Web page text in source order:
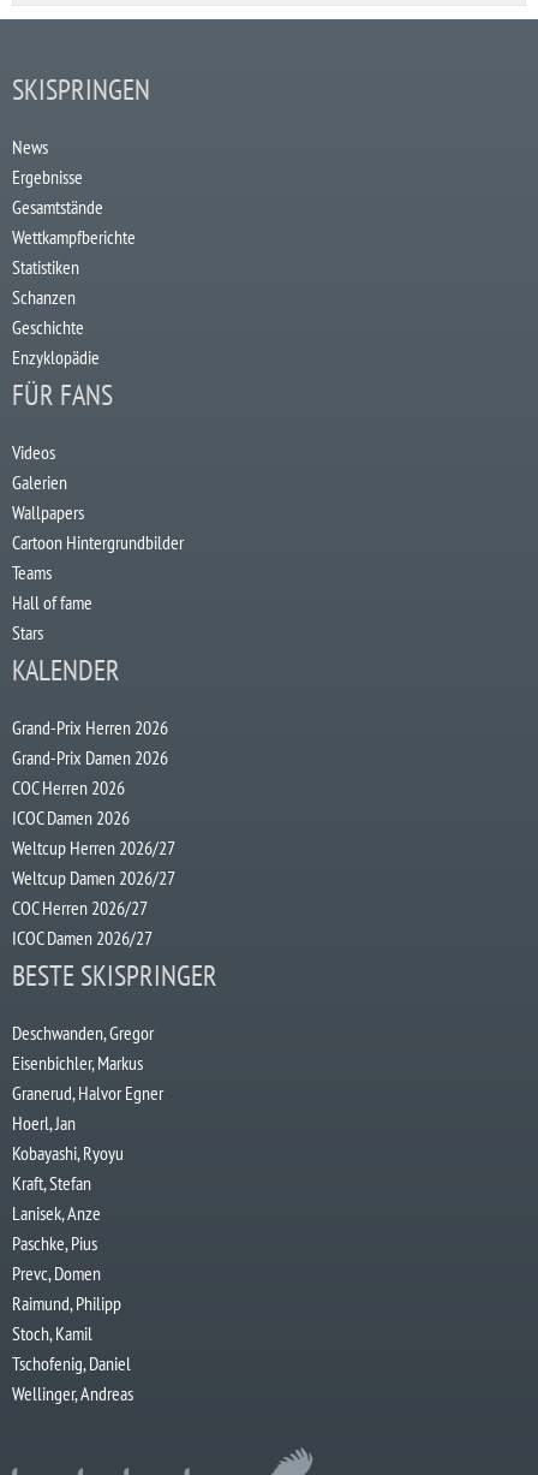
SKISPRINGEN
News
Ergebnisse
Gesamtstände
Wettkampfberichte
Statistiken
Schanzen
Geschichte
Enzyklopädie
FÜR FANS
Videos
Galerien
Wallpapers
Cartoon Hintergrundbilder
Teams
Hall of fame
Stars
KALENDER
Grand-Prix Herren 2026
Grand-Prix Damen 2026
COC Herren 2026
ICOC Damen 2026
Weltcup Herren 2026/27
Weltcup Damen 2026/27
COC Herren 2026/27
ICOC Damen 2026/27
BESTE SKISPRINGER
Deschwanden, Gregor
Eisenbichler, Markus
Granerud, Halvor Egner
Hoerl, Jan
Kobayashi, Ryoyu
Kraft, Stefan
Lanisek, Anze
Paschke, Pius
Prevc, Domen
Raimund, Philipp
Stoch, Kamil
Tschofenig, Daniel
Wellinger, Andreas